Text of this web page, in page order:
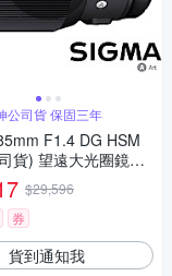
公司貨 保固三年
F1.4 DG HSM
貨) 望遠大光圈鏡頭
$29,596
券
貨到通知我